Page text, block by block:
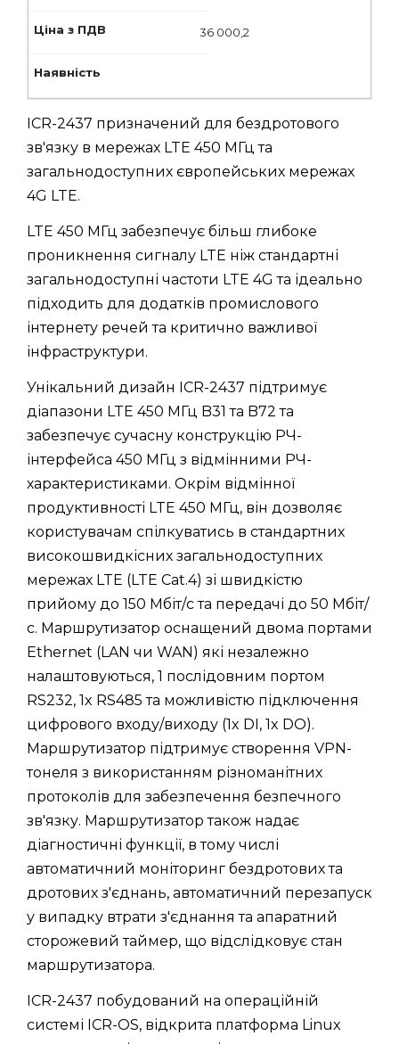
36 000,2
ICR-2437 призначений для бездротового
зв'язку в мережах LTE 450 МГц та
загальнодоступних європейських мережах
4G LTE.
LTE 450 МГц забезпечує більш глибоке
проникнення сигналу LTE ніж стандартні
загальнодоступні частоти LTE 4G та ідеально
підходить для додатків промислового
інтернету речей та критично важливої
інфраструктури.
Унікальний дизайн ICR-2437 підтримує
діапазони LTE 450 МГц B31 та B72 та
забезпечує сучасну конструкцію РЧ-
інтерфейса 450 МГц з відмінними РЧ-
характеристиками. Окрім відмінної
продуктивності LTE 450 МГц, він дозволяє
користувачам спілкуватись в стандартних
високошвидкісних загальнодоступних
мережах LTE (LTE Cat.4) зі швидкістю
прийому до 150 Мбіт/с та передачі до 50 Мбіт/
с. Маршрутизатор оснащений двома портами
Ethernet (LAN чи WAN) які незалежно
налаштовуються, 1 послідовним портом
RS232, 1x RS485 та можливістю підключення
цифрового входу/виходу (1x DI, 1x DO).
Маршрутизатор підтримує створення VPN-
тонеля з використанням різноманітних
протоколів для забезпечення безпечного
зв'язку. Маршрутизатор також надає
діагностичні функції, в тому числі
автоматичний моніторинг бездротових та
дротових з'єднань, автоматичний перезапуск
у випадку втрати з'єднання та апаратний
сторожевий таймер, що відслідковує стан
маршрутизатора.
ICR-2437 побудований на операційній
системі ICR-OS, відкрита платформа Linux